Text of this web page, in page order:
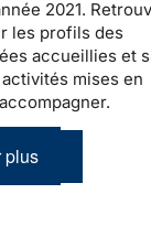
2021.
les profils des
accueillies et
mises en
plus